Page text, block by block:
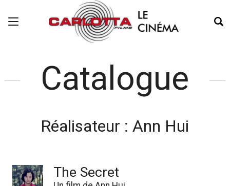
Catalogue
Réalisateur :Ann Hui
The Secret